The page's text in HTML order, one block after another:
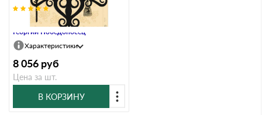
Флюгер Люкс Duck & Dog Л05
Георгий Победоносец
Характеристики
8 056 руб
Цена за шт.
В КОРЗИНУ